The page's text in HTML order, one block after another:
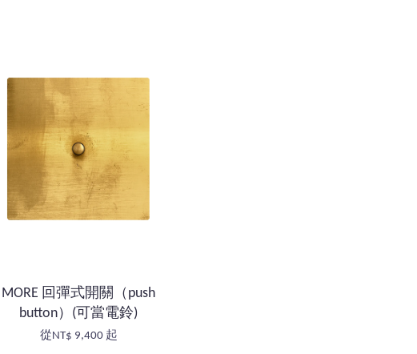
MORE 回彈式開關（push
button）(可當電鈴)
從 NT$ 9,400 起